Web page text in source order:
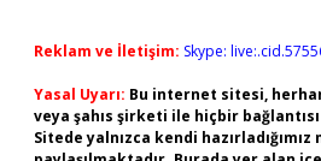
Reklam ve İletişim: Skype:
Yasal Uyarı: Bu internet sitesi,
veya şahıs şirketi ile hiçbir
Sitede yalnızca kendi